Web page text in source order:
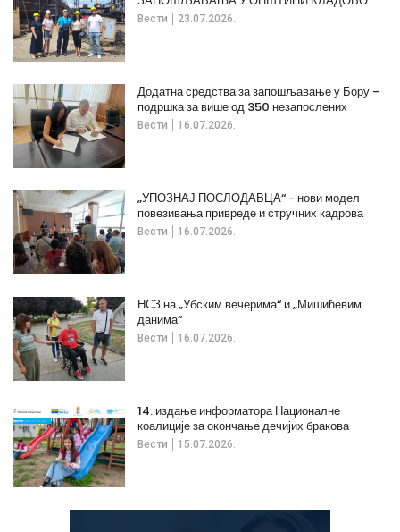
Вести 23.07.2026.
Вести 16.07.2026.
Додатна средства за запошљавање у Бору –
подршка за више од 350 незапослених
Вести 16.07.2026.
„УПОЗНАЈ ПОСЛОДАВЦА“ - нови модел
повезивања привреде и стручних кадрова
Вести 16.07.2026.
НСЗ на „Убским вечерима“ и „Мишићевим
данима“
Вести 15.07.2026.
14. издање информатора Националне
коалиције за окончање дечијих бракова